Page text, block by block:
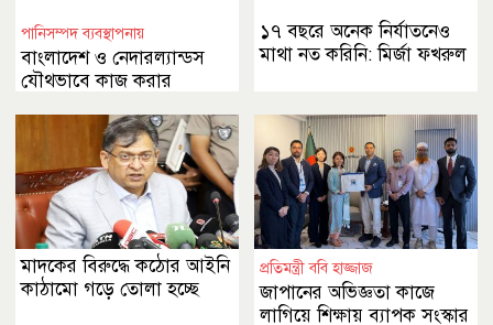
পানিসম্পদ ব্যবস্থাপনায়
বাংলাদেশ ও নেদারল্যান্ডস
যৌথভাবে কাজ করার
১৭ বছরে অনেক নির্যাতনেও
মাথা নত করিনি: মির্জা ফখরুল
মাদকের বিরুদ্ধে কঠোর আইনি
কাঠামো গড়ে তোলা হচ্ছে
প্রতিমন্ত্রী ববি হাজ্জাজ
জাপানের অভিজ্ঞতা কাজে
লাগিয়ে শিক্ষায় ব্যাপক সংস্কার